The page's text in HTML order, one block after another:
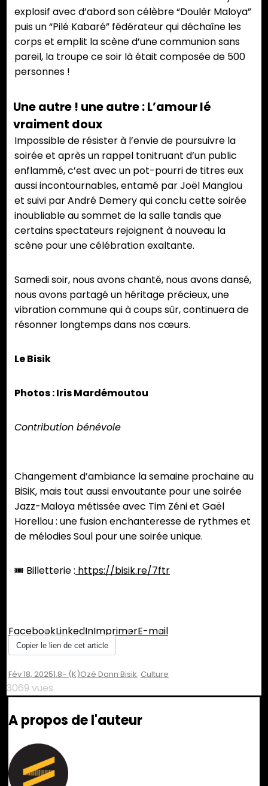
explosif avec d’abord son célèbre “Doulèr Maloya”
puis un “Pilé Kabaré” fédérateur qui déchaîne les
corps et emplit la scène d’une communion sans
pareil, la troupe ce soir là était composée de 500
personnes !
Une autre ! une autre : L’amour lé
vraiment doux
Impossible de résister à l’envie de poursuivre la
soirée et après un rappel tonitruant d’un public
enflammé, c’est avec un pot-pourri de titres eux
aussi incontournables, entamé par Joël Manglou
et suivi par André Demery qui conclu cette soirée
inoubliable au sommet de la salle tandis que
certains spectateurs rejoignent à nouveau la
scène pour une célébration exaltante.
Samedi soir, nous avons chanté, nous avons dansé,
nous avons partagé un héritage précieux, une
vibration commune qui à coups sûr, continuera de
résonner longtemps dans nos cœurs.
Le Bisik
Photos : Iris Mardémoutou
Contribution bénévole
Changement d’ambiance la semaine prochaine au
BiSiK, mais tout aussi envoutante pour une soirée
Jazz-Maloya métissée avec Tim Zéni et Gaël
Horellou : une fusion enchanteresse de rythmes et
de mélodies Soul pour une soirée unique.
🎟 Billetterie : https://bisik.re/7ftr
FacebookLinkedInImprimerE-mail
Copier le lien de cet article
Fév 18, 2025Un
Sur
Légendes
Et
Jacqueline
Farreyrol
1.8- (K)ozé Dann Bisik, Culture
3069 vues
A propos de l'auteur